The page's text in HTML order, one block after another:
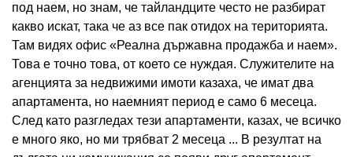
под наем, но знам, че тайландците често не разбират
какво искат, така че аз все пак отидох на територията.
Там видях офис «Реална държавна продажба и наем».
Това е точно това, от което се нуждая. Служителите на
агенцията за недвижими имоти казаха, че имат два
апартамента, но наемният период е само 6 месеца.
След като разгледах тези апартаменти, казах, че всичко
е много яко, но ми трябват 2 месеца ... В резултат на